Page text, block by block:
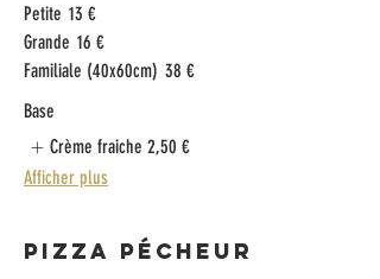
Petite 13 €
Grande 16 €
Familiale (40x60cm) 38 €
Base
Crème fraiche 2,50 €
Afficher plus
Pizza Pécheur